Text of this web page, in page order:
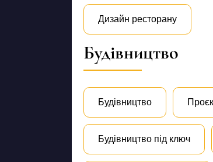
Дизайн ресторану
Будівництво
Будівництво
Будівництво під ключ